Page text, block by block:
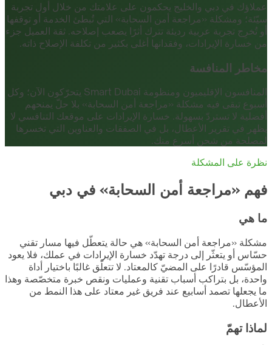
عملاؤك في دبي والخليج يحكمون على علامتك من خلال أول تجربة
سيّئة؛ ومشكلة «مراجعة أمن السحابة» التي تُبطئ الخدمة أو توقفها
أو تُخرِج تجربة عربية رديئة تترك أثرًا يصعب إصلاحه. ثقة العميل جزء
من خسارة الإيرادات، وفقدانها أغلى بكثير من تكلفة الإصلاح ذاته.
مخاطر المنافسة
المنافسون الإقليميون ومنظومة Smart Dubai يتحرّكون الآن؛ وكل
أسبوع تبقى فيه مشكلة «مراجعة أمن السحابة» بلا حلّ يمنحهم
أفضلية لا تستردّ بسهولة. خسارة الإيرادات على موقعك التنافسي لا
يظهر في تقرير الأعطال، بل في الصفقات والعناوين التي تخسرها
لمصلحة من شحن أسرع منك.
نظرة على المشكلة
فهم «مراجعة أمن السحابة» في دبي
ما هي
مشكلة «مراجعة أمن السحابة» هي حالة يتعطّل فيها مسار تقني
حسّاس أو يتعثّر إلى درجة تهدّد خسارة الإيرادات في عملك، فلا يعود
المؤسّس قادرًا على المضيّ كالمعتاد. لا تتعلّق غالبًا باختيار أداة
واحدة، بل بتراكب أسباب تقنية وعمليات ونقص خبرة متخصّصة وهذا
ما يجعلها تصمد أسابيع عند فريق غير معتاد على هذا النمط من
الأعطال.
لماذا تهمّ